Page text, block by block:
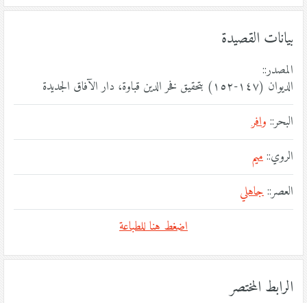
بيانات القصيدة
المصدر::
الديوان (١٤٧-١٥٢) بتحقيق فخر الدين قباوة، دار الآفاق الجديدة
البحر:: وافر
الروي::ميم
العصر::جاهلي
اضغط هنا للطباعة
الرابط المختصر